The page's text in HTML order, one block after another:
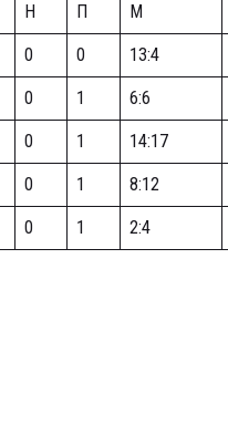
Н П М
0 0 13:4
0 1 6:6
0 1 14:17
0 1 8:12
0 1 2:4